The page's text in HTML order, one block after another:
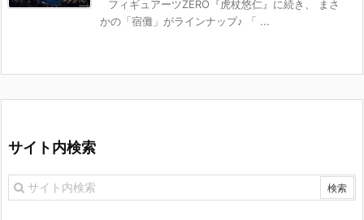
フィギュアーツZERO『虎杖悠仁』に続き、 まさ
かの「宿儺」がラインナップ♪ 「 ...
サイト内検索